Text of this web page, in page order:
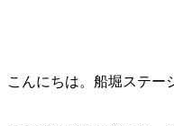
こんにちは。船堀ステー